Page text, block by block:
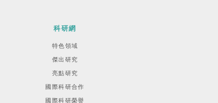
科研網
特色領域
傑出研究
亮點研究
國際科研合作
國際科研榮譽